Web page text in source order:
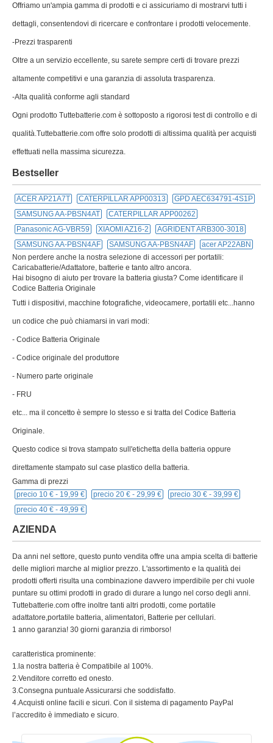
Offriamo un'ampia gamma di prodotti e ci assicuriamo di mostrarvi tutti i
dettagli, consentendovi di ricercare e confrontare i prodotti velocemente.
-Prezzi trasparenti
Oltre a un servizio eccellente, su sarete sempre certi di trovare prezzi
altamente competitivi e una garanzia di assoluta trasparenza.
-Alta qualità conforme agli standard
Ogni prodotto Tuttebatterie.com è sottoposto a rigorosi test di controllo e di
qualità.Tuttebatterie.com offre solo prodotti di altissima qualità per acquisti
effettuati nella massima sicurezza.
Bestseller
ACER AP21A7T CATERPILLAR APP00313
GPD AEC634791-4S1P
SAMSUNG AA-PBSN4AT
CATERPILLAR APP00262
Panasonic AG-VBR59
XIAOMI AZ16-2
AGRIDENT ARB300-3018
SAMSUNG AA-PBSN4AF
SAMSUNG AA-PBSN4AF
acer AP22ABN
Non perdere anche la nostra selezione di accessori per portatili:
Caricabatterie/Adattatore, batterie e tanto altro ancora.
Hai bisogno di aiuto per trovare la batteria giusta? Come identificare il
Codice Batteria Originale
Tutti i dispositivi, macchine fotografiche, videocamere, portatili etc...hanno
un codice che può chiamarsi in vari modi:
- Codice Batteria Originale
- Codice originale del produttore
- Numero parte originale
- FRU
etc... ma il concetto è sempre lo stesso e si tratta del Codice Batteria
Originale.
Questo codice si trova stampato sull'etichetta della batteria oppure
direttamente stampato sul case plastico della batteria.
Gamma di prezzi
precio 10 € - 19,99 € precio 20 € - 29,99 € precio 30 € - 39,99 €
precio 40 € - 49,99 €
AZIENDA
Da anni nel settore, questo punto vendita offre una ampia scelta di batterie
delle migliori marche al miglior prezzo. L'assortimento e la qualità dei
prodotti offerti risulta una combinazione davvero imperdibile per chi vuole
puntare su ottimi prodotti in grado di durare a lungo nel corso degli anni.
Tuttebatterie.com offre inoltre tanti altri prodotti, come portatile
adattatore,portatile batteria, alimentatori, Batterie per cellulari.
1 anno garanzia! 30 giorni garanzia di rimborso!
caratteristica prominente:
1.la nostra batteria è Compatibile al 100%.
2.Venditore corretto ed onesto.
3.Consegna puntuale Assicurarsi che soddisfatto.
4.Acquisti online facili e sicuri. Con il sistema di pagamento PayPal
l’accredito è immediato e sicuro.